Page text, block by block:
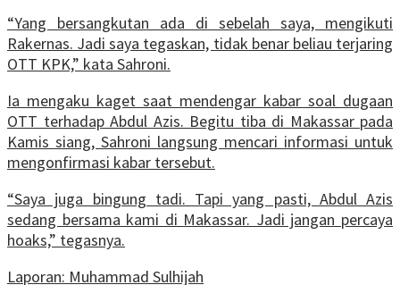
“Yang bersangkutan ada di sebelah saya, mengikuti
Rakernas. Jadi saya tegaskan, tidak benar beliau terjaring
OTT KPK,” kata Sahroni.
Ia mengaku kaget saat mendengar kabar soal dugaan
OTT terhadap Abdul Azis. Begitu tiba di Makassar pada
Kamis siang, Sahroni langsung mencari informasi untuk
mengonfirmasi kabar tersebut.
“Saya juga bingung tadi. Tapi yang pasti, Abdul Azis
sedang bersama kami di Makassar. Jadi jangan percaya
hoaks,” tegasnya.
Laporan: Muhammad Sulhijah